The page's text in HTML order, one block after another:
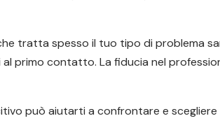
tratta spesso il tuo tipo di problema
primo contatto. La fiducia nel
può aiutarti a confrontare e scegliere